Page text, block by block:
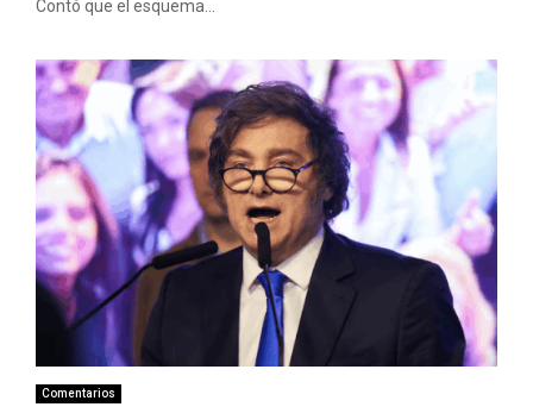
Contó que el esquema...
Comentarios